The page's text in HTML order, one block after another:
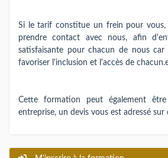
Si le tarif constitue un frein pour vous,
prendre contact avec nous, afin
satisfaisante pour chacun de nous
favoriser l'inclusion et l'accès de
Cette formation peut également
entreprise, un devis vous est adressé sur